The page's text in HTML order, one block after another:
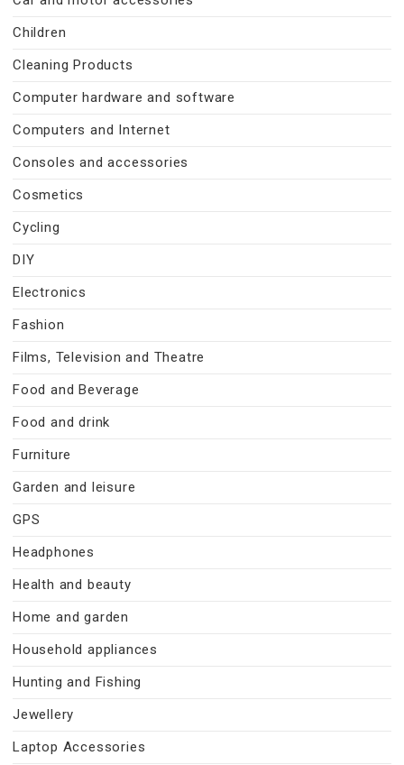
Children
Cleaning Products
Computer hardware and software
Computers and Internet
Consoles and accessories
Cosmetics
Cycling
DIY
Electronics
Fashion
Films, Television and Theatre
Food and Beverage
Food and drink
Furniture
Garden and leisure
GPS
Headphones
Health and beauty
Home and garden
Household appliances
Hunting and Fishing
Jewellery
Laptop Accessories